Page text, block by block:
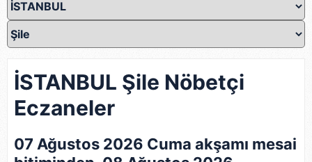
İSTANBUL Şile Nöbetçi
Eczaneler
07 Ağustos 2026 Cuma akşamı mesai